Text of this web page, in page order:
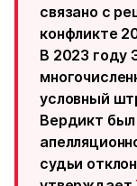
связано с
конфликте
В 2023 году
условный
Вердикт был
судьи